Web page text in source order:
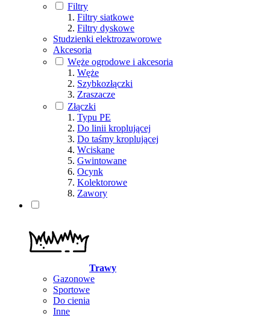
Filtry
Filtry siatkowe
Filtry dyskowe
Studzienki elektrozaworowe
Akcesoria
Węże ogrodowe i akcesoria
Węże
Szybkozłączki
Zraszacze
Złączki
Typu PE
Do linii kroplującej
Do taśmy kroplującej
Wciskane
Gwintowane
Ocynk
Kolektorowe
Zawory
Trawy
Gazonowe
Sportowe
Do cienia
Inne